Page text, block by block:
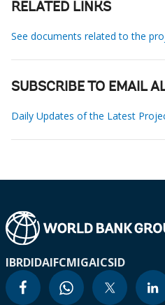
RELATED LINKS
See documents related to the
SUBSCRIBE TO EMAIL
Daily Updates of the Latest
IBRDIDAIFCMIGAICSID